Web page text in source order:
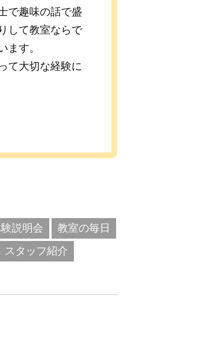
で趣味の話で盛
して教室ならで
ます。
て大切な経験に
説明会
教室の毎日
スタッフ紹介